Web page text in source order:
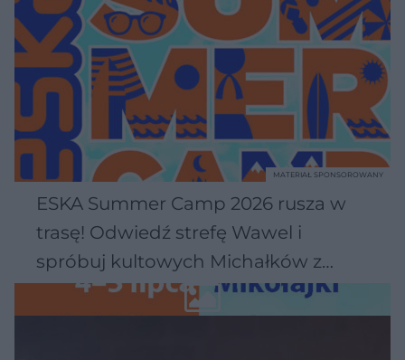
ESKA Summer Camp 2026 rusza w
trasę! Odwiedź strefę Wawel i
spróbuj kultowych Michałków z
Wawelu
MATERIAŁ SPONSOROWANY